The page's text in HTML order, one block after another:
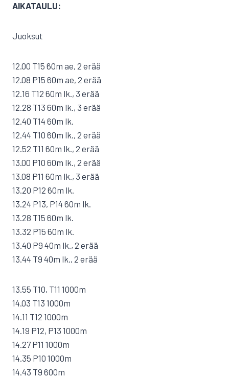
AIKATAULU:
Juoksut
12.00 T15 60m ae, 2 erää
12.08 P15 60m ae, 2 erää
12.16 T12 60m lk., 3 erää
12.28 T13 60m lk., 3 erää
12.40 T14 60m lk.
12.44 T10 60m lk., 2 erää
12.52 T11 60m lk., 2 erää
13.00 P10 60m lk., 2 erää
13.08 P11 60m lk., 3 erää
13.20 P12 60m lk.
13.24 P13, P14 60m lk.
13.28 T15 60m lk.
13.32 P15 60m lk.
13.40 P9 40m lk., 2 erää
13.44 T9 40m lk., 2 erää
13.55 T10, T11 1000m
14.03 T13 1000m
14.11 T12 1000m
14.19 P12, P13 1000m
14.27 P11 1000m
14.35 P10 1000m
14.43 T9 600m